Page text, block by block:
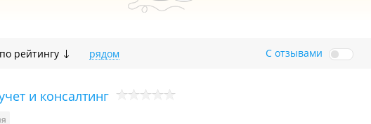
по рейтингу рядом С отзывами
и консалтинг